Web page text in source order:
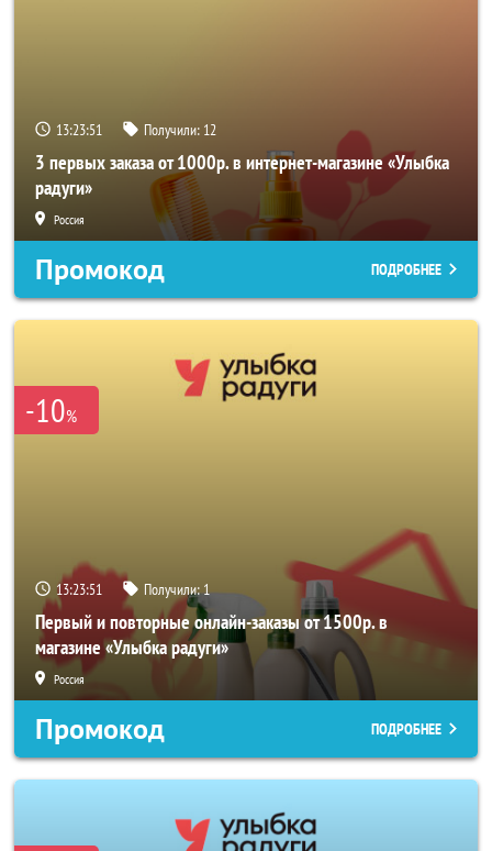
13:23:51 Получили: 12
3 первых заказа от 1000р. в интернет-магазине «Улыбка
радуги»
Россия
Промокод ПОДРОБНЕЕ
-10%
13:23:51 Получили:1
Первый и повторные онлайн-заказы от 1500р. в
магазине «Улыбка радуги»
Россия
Промокод ПОДРОБНЕЕ